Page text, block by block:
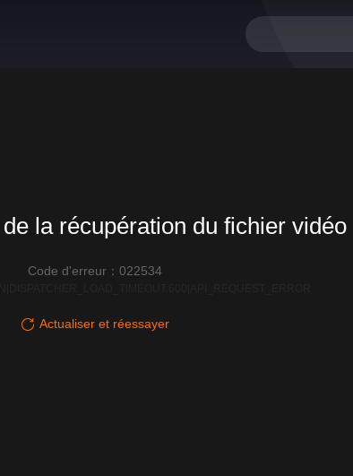
la récupération du fichier vidéo
Code d'erreur：022534
Actualiser et réessayer